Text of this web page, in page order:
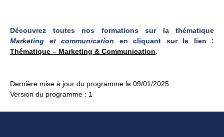
Découvrez toutes nos formations sur la thématique
Marketing et communication en cliquant sur le lien :
Thématique – Marketing & Communication.
Dernière mise à jour du programme le 09/01/2025
Version du programme : 1